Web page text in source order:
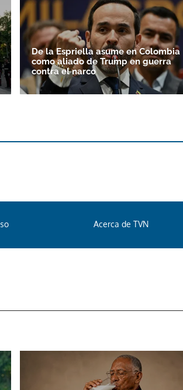
De la Espriella asume en Colombia
como aliado de Trump en guerra
contra el narco
Acerca de TVN